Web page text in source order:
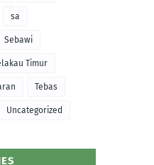
sa
Sebawi
Timur
Tebas
Uncategorized